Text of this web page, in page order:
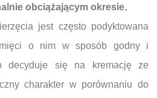
obciążającym okresie.
jest często podyktowana
o nim w sposób godny i
decyduje się na kremację ze
charakter w porównaniu do